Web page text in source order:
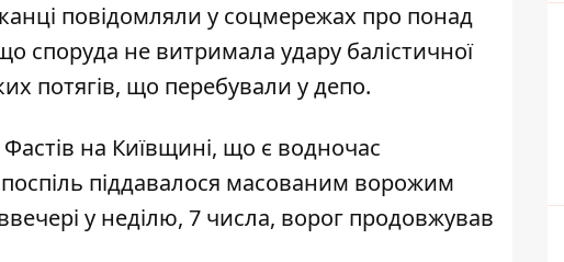
повідомляли у соцмережах про понад
споруда не витримала удару балістичної
потягів, що перебували у депо.
на Київщині, що є водночас
піддавалося масованим ворожим
у неділю, 7 числа, ворог продовжував